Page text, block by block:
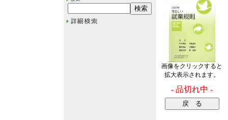
画像をクリックすると
拡大表示されます。
- 品切れ中 -